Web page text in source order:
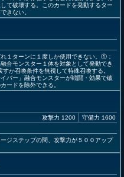
て破壊する。このカードを発動するター
きない。
１ターンに１度しか使用できない。①：
合モンスター１体を対象として発動でき
か召喚条件を無視して特殊召喚する。
バー」融合モンスターが戦闘・効果で破
ードを除外できる。
攻撃力 1200 守備力 1600
ジステップの間、攻撃力が５００アップ